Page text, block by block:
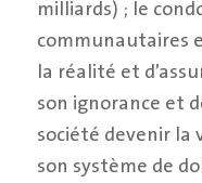
milliards) ; le
communautaires
la réalité et
son ignorance et
société devenir la
son système de